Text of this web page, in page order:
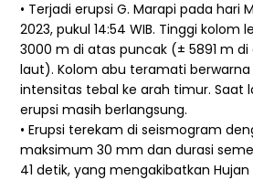
• Terjadi erupsi G. Marapi pada hari
2023, pukul 14:54 WIB. Tinggi
3000 m di atas puncak (± 5891 m
laut). Kolom abu teramati
intensitas tebal ke arah timur. Saat
erupsi masih berlangsung.
• Erupsi terekam di seismogram
maksimum 30 mm dan durasi
41 detik, yang mengakibatkan Hujan